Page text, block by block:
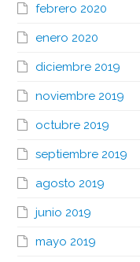
febrero 2020
enero 2020
diciembre 2019
noviembre 2019
octubre 2019
septiembre 2019
agosto 2019
junio 2019
mayo 2019